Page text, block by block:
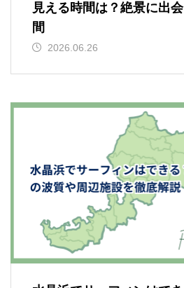
見える時間は？絶景に出
間
2026.06.26